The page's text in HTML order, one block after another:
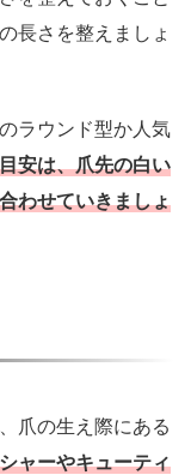
長さを整えましょ
ラウンド型か人気
安は、爪先の白い
わせていきましょ
爪の生え際にある
ャーやキューティ